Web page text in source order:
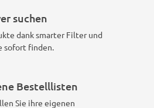
suchen
dank smarter Filter und
sofort finden.
Bestelllisten
Sie ihre eigenen